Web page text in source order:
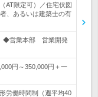
AT限定可）／住宅伏図
、あるいは建築士の有
◆営業本部 営業開発
円～350,000円＋一
労働時間制（週平均40